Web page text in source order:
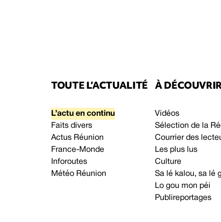
TOUTE L’ACTUALITÉ
L’actu en continu
Faits divers
Actus Réunion
France-Monde
Inforoutes
Météo Réunion
À
Vidéos
Sélection de la
Courrier des
Les plus lus
Culture
Sa lé kalou, sa lé
Lo gou mon péi
Publireportages